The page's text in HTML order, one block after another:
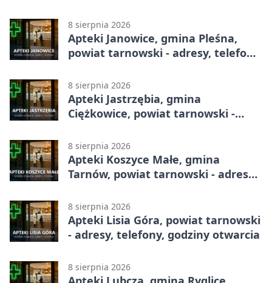
8 sierpnia 2026
Apteki Janowice, gmina Pleśna,
powiat tarnowski - adresy, telefony,
8 sierpnia 2026
Apteki Jastrzębia, gmina
Ciężkowice, powiat tarnowski -
8 sierpnia 2026
Apteki Koszyce Małe, gmina
Tarnów, powiat tarnowski - adresy,
8 sierpnia 2026
Apteki Lisia Góra, powiat tarnowski
- adresy, telefony, godziny otwarcia
8 sierpnia 2026